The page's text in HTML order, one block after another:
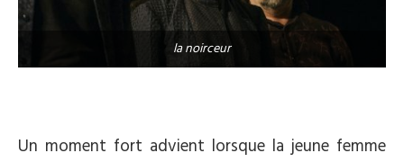
la noirceur
Un moment fort advient lorsque la jeune femme